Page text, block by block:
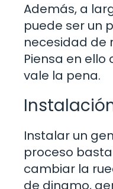
Además, a
puede ser un
necesidad de
Piensa en
vale la pena.
Instalar un
proceso
cambiar la
de dinamo,